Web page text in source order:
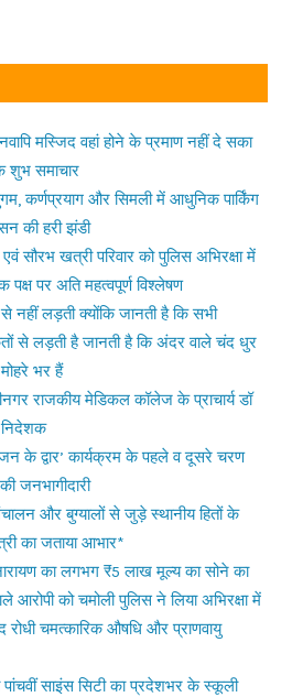
मस्जिद वहां होने के प्रमाण नहीं दे सका
शुभ समाचार
कर्णप्रयाग और सिमली में आधुनिक पार्किंग
की हरी झंडी
सौरभ खत्री परिवार को पुलिस अभिरक्षा में
पर अति महत्वपूर्ण विश्लेषण
नहीं लड़ती क्योंकि जानती है कि सभी
से लड़ती है जानती है कि अंदर वाले चंद धुर
भर हैं
राजकीय मेडिकल कॉलेज के प्राचार्य डॉ
निदेशक
के द्वार’ कार्यक्रम के पहले व दूसरे चरण
जनभागीदारी
और बुग्यालों से जुड़े स्थानीय हितों के
का जताया आभार*
का लगभग ₹5 लाख मूल्य का सोने का
आरोपी को चमोली पुलिस ने लिया अभिरक्षा में
चमत्कारिक औषधि और प्राणवायु
साइंस सिटी का प्रदेशभर के स्कूली